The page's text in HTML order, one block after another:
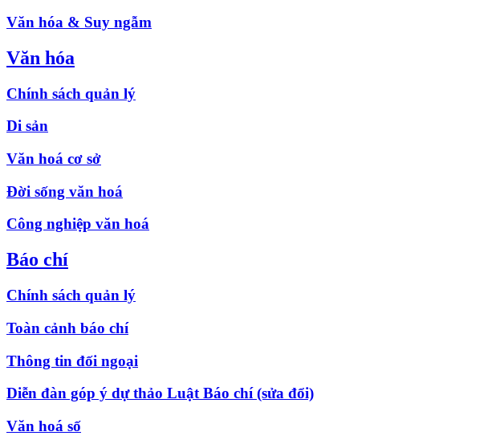
Văn hóa & Suy ngẫm
Văn hóa
Chính sách quản lý
Di sản
Văn hoá cơ sở
Đời sống văn hoá
Công nghiệp văn hoá
Báo chí
Chính sách quản lý
Toàn cảnh báo chí
Thông tin đối ngoại
Diễn đàn góp ý dự thảo Luật Báo chí (sửa đổi)
Văn hoá số